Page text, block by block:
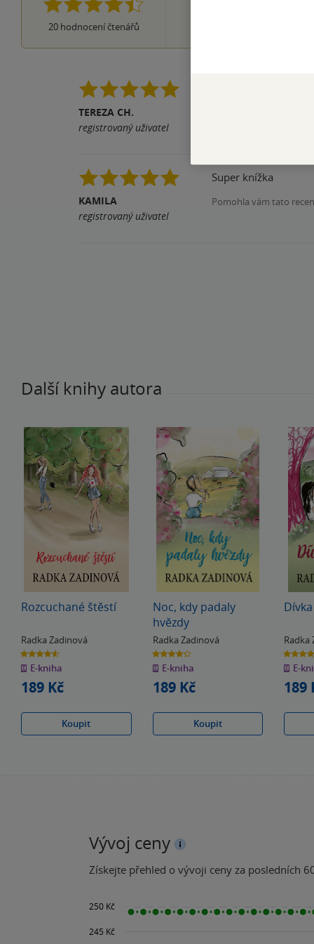
20hodnocení čtenářů
TEREZA CH.
registrovaný uživatel
Knížky Radky
KAMILA
registrovaný uživatel
Super knížka
Pomohla vám tato
Další knihy autora
Rozcuchané štěstí
Radka Zadinová
4.6
z
5
hvězdiček
E-kniha
189 Kč
Koupit
Noc, kdy padaly
hvězdy
Radka Zadinová
4.3
z
5
hvězdiček
E-kniha
189 Kč
Koupit
Radka
4.7
z
5 E-
189
Vývoj ceny
Získejte přehled o vývoji ceny za posledních